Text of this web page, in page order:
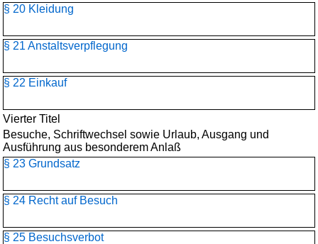
§ 20 Kleidung
§ 21 Anstaltsverpflegung
§ 22 Einkauf
Vierter Titel
Besuche, Schriftwechsel sowie Urlaub, Ausgang und
Ausführung aus besonderem Anlaß
§ 23 Grundsatz
§ 24 Recht auf Besuch
§ 25 Besuchsverbot